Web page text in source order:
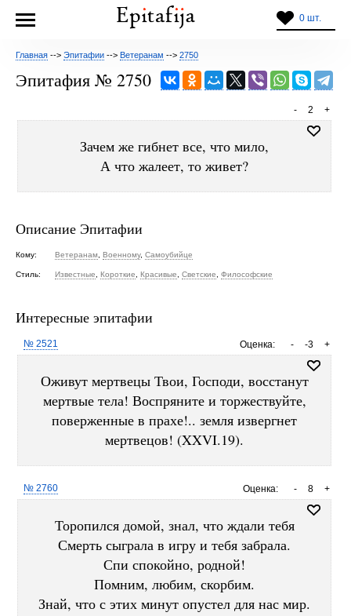
0 шт.
Главная --> Эпитафии --> Ветеранам --> 2750
Эпитафия № 2750
+
2
-
Зачем же гибнет все, что мило,
А что жалеет, то живет?
Описание Эпитафии
Кому: Ветеранам Военному, Самоубийце
Стиль: Известные Короткие Красивые Светские Философские
Интересные эпитафии
Оценка: +
-3
-
№ 2521
Оживут мертвецы Твои, Господи, восстанут
мертвые тела! Воспряните и торжествуйте,
поверженные в прахе!.. земля извергнет
мертвецов! (XXVI.19).
Оценка: +
8
-
№ 2760
Торопился домой, знал, что ждали тебя
Смерть сыграла в игру и тебя забрала.
Спи спокойно, родной!
Помним, любим, скорбим.
Знай, что с этих минут опустел для нас мир.